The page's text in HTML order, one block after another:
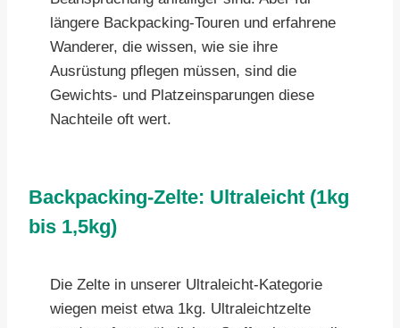
längere Backpacking-Touren und erfahrene
Wanderer, die wissen, wie sie ihre
Ausrüstung pflegen müssen, sind die
Gewichts- und Platzeinsparungen diese
Nachteile oft wert.
Backpacking-Zelte: Ultraleicht (1kg
bis 1,5kg)
Die Zelte in unserer Ultraleicht-Kategorie
wiegen meist etwa 1kg. Ultraleichtzelte